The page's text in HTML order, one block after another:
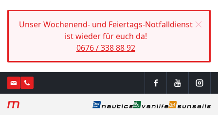
Unser Wochenend- und Feiertags-Notfalldienst
ist wieder für euch da!
0676 / 338 88 92